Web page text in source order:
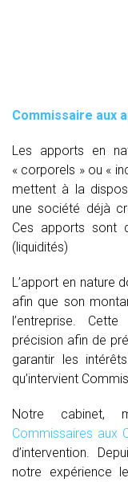
Commissaire aux
Les apports en
« corporels » ou «
mettent à la
une société déjà
Ces apports sont
(liquidités)
L’apport en nature
afin que son
l’entreprise.
précision afin de
garantir les
qu’intervient
Notre cabinet,
Commissaires aux
d’intervention.
notre expérience